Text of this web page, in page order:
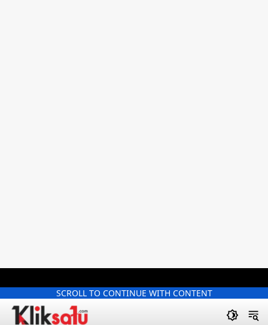
SCROLL TO CONTINUE WITH CONTENT